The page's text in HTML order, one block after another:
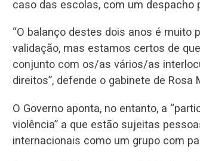
caso das escolas, com um despacho
“O balanço destes dois anos é muito
validação, mas estamos certos de
conjunto com os/as vários/as
direitos”, defende o gabinete de Rosa
O Governo aponta, no entanto, a
violência” a que estão sujeitas
internacionais como um grupo com